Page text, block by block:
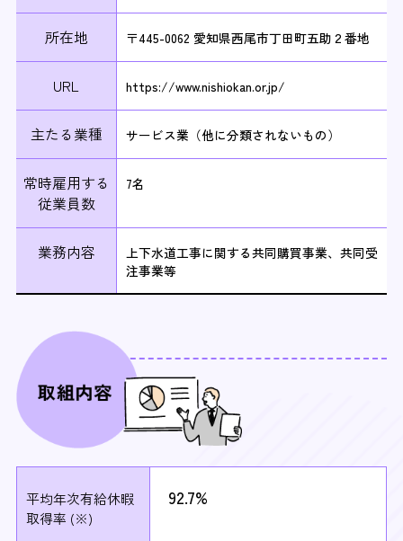
所在地 〒445-0062 愛知県西尾市丁田町五助２番地
URL https://www.nishiokan.or.jp/
主たる業種 サービス業（他に分類されないもの）
常時雇用する
従業員数
7名
業務内容
上下水道工事に関する共同購買事業、共同受
注事業等
平均年次有給休暇
取得率 (※)
92.7%